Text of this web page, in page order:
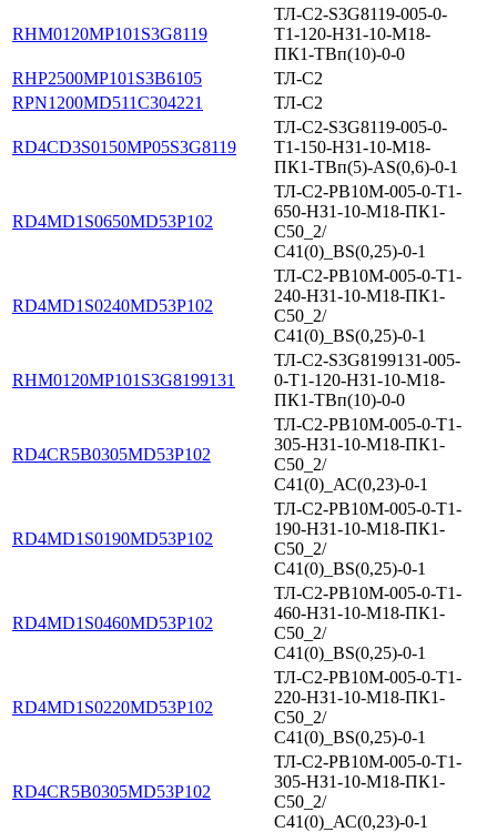
RHM0120MP101S3G8119
ТЛ-С2-S3G8119-005-0-
Т1-120-НЗ1-10-М18-
ПК1-ТВп(10)-0-0
RHP2500MP101S3B6105
ТЛ-С2
RPN1200MD511C304221
ТЛ-С2
RD4CD3S0150MP05S3G8119
ТЛ-С2-S3G8119-005-0-
Т1-150-НЗ1-10-М18-
ПК1-ТВп(5)-AS(0,6)-0-1
RD4MD1S0650MD53P102
ТЛ-С2-PB10M-005-0-T1-
650-НЗ1-10-М18-ПК1-
С50_2/
С41(0)_BS(0,25)-0-1
RD4MD1S0240MD53P102
ТЛ-С2-PB10M-005-0-T1-
240-НЗ1-10-М18-ПК1-
С50_2/
С41(0)_BS(0,25)-0-1
RHM0120MP101S3G8199131
ТЛ-С2-S3G8199131-005-
0-Т1-120-НЗ1-10-М18-
ПК1-ТВп(10)-0-0
RD4CR5B0305MD53P102
ТЛ-С2-PB10M-005-0-T1-
305-НЗ1-10-М18-ПК1-
С50_2/
С41(0)_АС(0,23)-0-1
RD4MD1S0190MD53P102
ТЛ-С2-PB10M-005-0-T1-
190-НЗ1-10-М18-ПК1-
С50_2/
С41(0)_BS(0,25)-0-1
RD4MD1S0460MD53P102
ТЛ-С2-PB10M-005-0-T1-
460-НЗ1-10-М18-ПК1-
С50_2/
С41(0)_BS(0,25)-0-1
RD4MD1S0220MD53P102
ТЛ-С2-PB10M-005-0-T1-
220-НЗ1-10-М18-ПК1-
С50_2/
С41(0)_BS(0,25)-0-1
RD4CR5B0305MD53P102
ТЛ-С2-PB10M-005-0-T1-
305-НЗ1-10-М18-ПК1-
С50_2/
С41(0)_АС(0,23)-0-1